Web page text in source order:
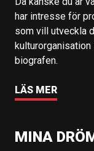
har intresse för
som vill utveckla
biografen.
LÄS MER
MINA